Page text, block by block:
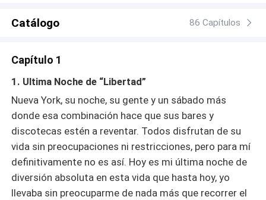
PROHIBIDA. LA HISTORIA ESTA REGISTRADA EN
Catálogo 86 Capítulos
Capítulo 1
1. Ultima Noche de “Libertad”
Nueva York, su noche, su gente y un sábado más
donde esa combinación hace que sus bares y
discotecas estén a reventar. Todos disfrutan de su
vida sin preocupaciones ni restricciones, pero para mí
definitivamente no es así. Hoy es mi última noche de
diversión absoluta en esta vida que hasta hoy, yo
llevaba sin preocuparme de nada más que recorrer el